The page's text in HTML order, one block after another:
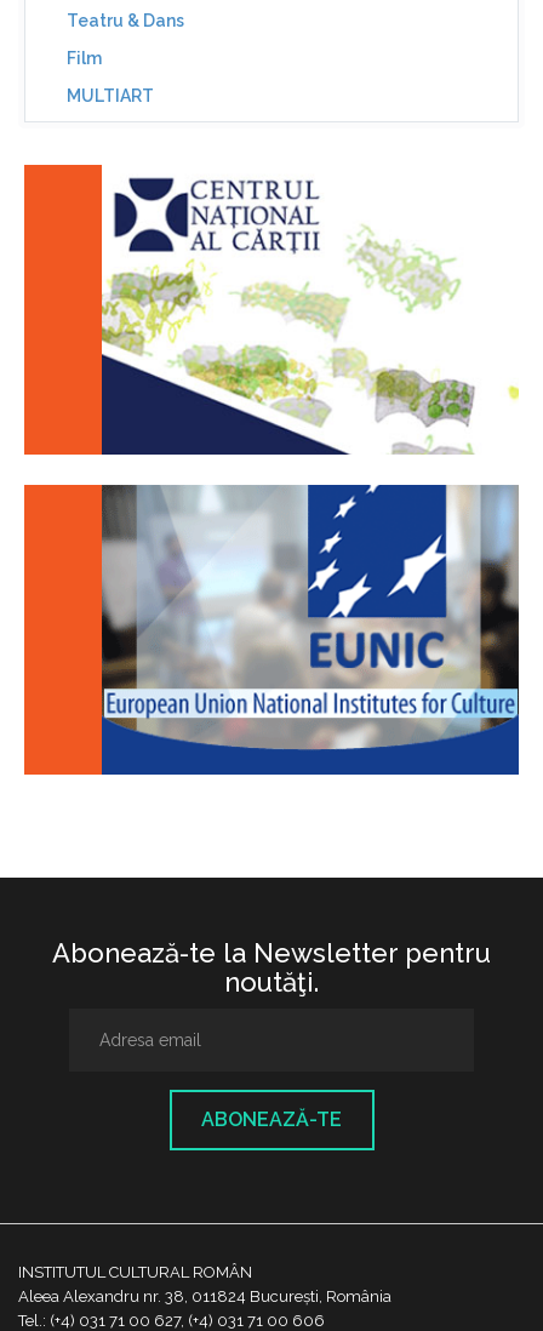
Teatru & Dans
Film
MULTIART
Abonează-te la Newsletter pentru
noutăţi.
ABONEAZĂ-TE
INSTITUTUL CULTURAL ROMÂN
Aleea Alexandru nr. 38, 011824 București, România
Tel.: (+4) 031 71 00 627, (+4) 031 71 00 606